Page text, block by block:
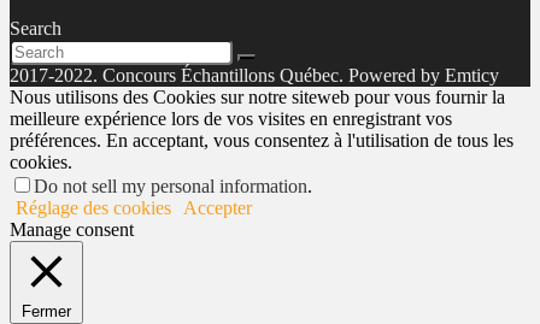
Search
2017-2022. Concours Échantillons Québec. Powered by Emticy
Nous utilisons des Cookies sur notre siteweb pour vous fournir la
meilleure expérience lors de vos visites en enregistrant vos
préférences. En acceptant, vous consentez à l'utilisation de tous les
cookies.
Do not sell my personal information.
Réglage des cookies
Accepter
Manage consent
Fermer